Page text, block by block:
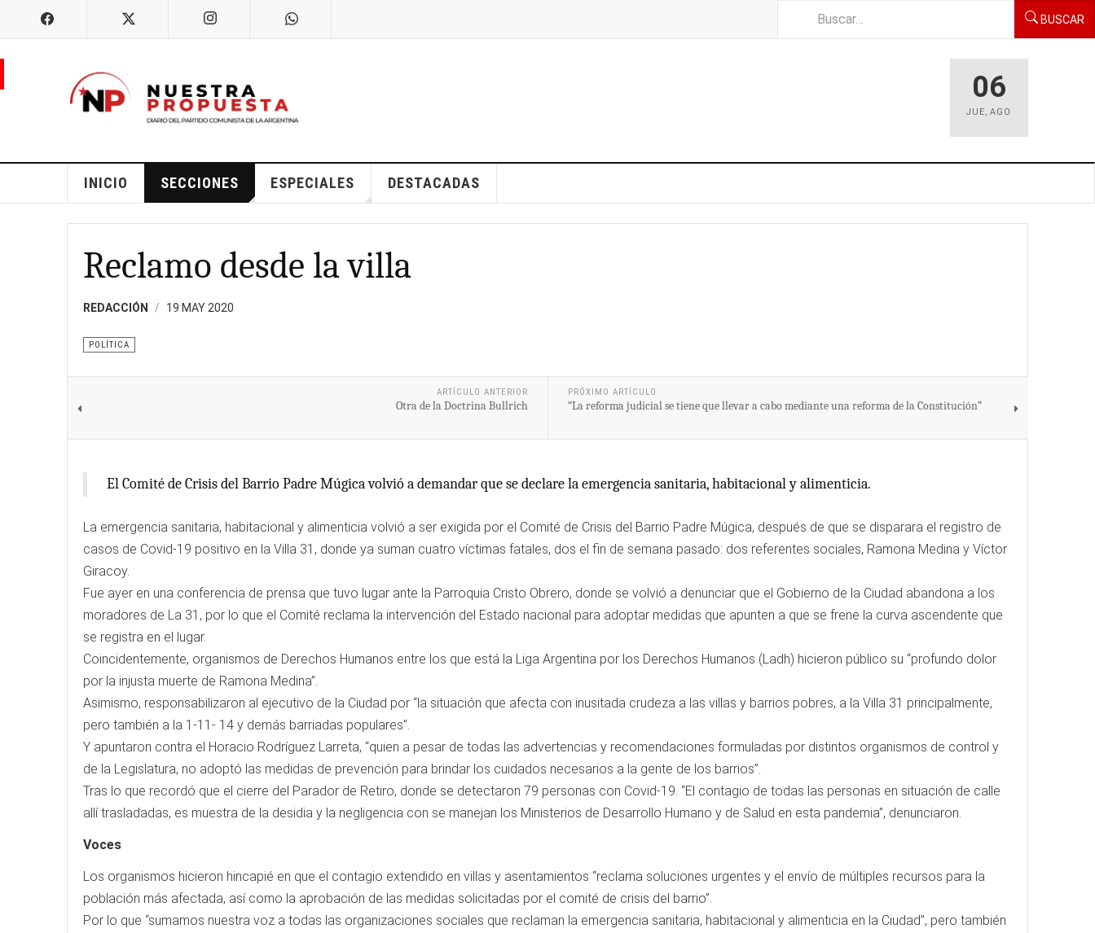
BUSCAR
06
JUE,AGO
INICIO SECCIONES ESPECIALES DESTACADAS
Reclamo desde la villa
REDACCIÓN 19 MAY 2020
POLÍTICA
ARTÍCULO ANTERIOR
Otra de la Doctrina Bullrich
PRÓXIMO ARTÍCULO
“La reforma judicial se tiene que llevar a cabo mediante una reforma de la Constitución”
El Comité de Crisis del Barrio Padre Múgica volvió a demandar que se declare la emergencia sanitaria, habitacional y alimenticia.
La emergencia sanitaria, habitacional y alimenticia volvió a ser exigida por el Comité de Crisis del Barrio Padre Múgica, después de que se disparara el registro de
casos de Covid-19 positivo en la Villa 31, donde ya suman cuatro víctimas fatales, dos el fin de semana pasado: dos referentes sociales, Ramona Medina y Víctor
Giracoy.
Fue ayer en una conferencia de prensa que tuvo lugar ante la Parroquia Cristo Obrero, donde se volvió a denunciar que el Gobierno de la Ciudad abandona a los
moradores de La 31, por lo que el Comité reclama la intervención del Estado nacional para adoptar medidas que apunten a que se frene la curva ascendente que
se registra en el lugar.
Coincidentemente, organismos de Derechos Humanos entre los que está la Liga Argentina por los Derechos Humanos (Ladh) hicieron público su “profundo dolor
por la injusta muerte de Ramona Medina”.
Asimismo, responsabilizaron al ejecutivo de la Ciudad por “la situación que afecta con inusitada crudeza a las villas y barrios pobres, a la Villa 31 principalmente,
pero también a la 1-11- 14 y demás barriadas populares”.
Y apuntaron contra el Horacio Rodríguez Larreta, “quien a pesar de todas las advertencias y recomendaciones formuladas por distintos organismos de control y
de la Legislatura, no adoptó las medidas de prevención para brindar los cuidados necesarios a la gente de los barrios”.
Tras lo que recordó que el cierre del Parador de Retiro, donde se detectaron 79 personas con Covid-19. “El contagio de todas las personas en situación de calle
allí trasladadas, es muestra de la desidia y la negligencia con se manejan los Ministerios de Desarrollo Humano y de Salud en esta pandemia”, denunciaron.
Voces
Los organismos hicieron hincapié en que el contagio extendido en villas y asentamientos “reclama soluciones urgentes y el envío de múltiples recursos para la
población más afectada, así como la aprobación de las medidas solicitadas por el comité de crisis del barrio”.
Por lo que “sumamos nuestra voz a todas las organizaciones sociales que reclaman la emergencia sanitaria, habitacional y alimenticia en la Ciudad”, pero también